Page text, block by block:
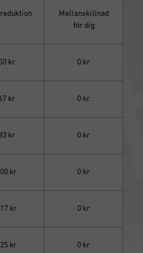
Mellanskillnad
för dig
kr 0 kr
kr 0 kr
kr 0 kr
kr 0 kr
kr 0 kr
kr 0 kr